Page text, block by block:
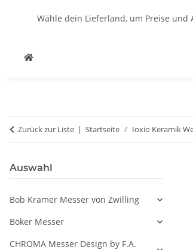
Wähle dein Lieferland, um Preise
Zurück zur Liste Startseite Ioxio Keramik
Auswahl
Bob Kramer Messer von Zwilling
Böker Messer
CHROMA Messer Design by F.A.